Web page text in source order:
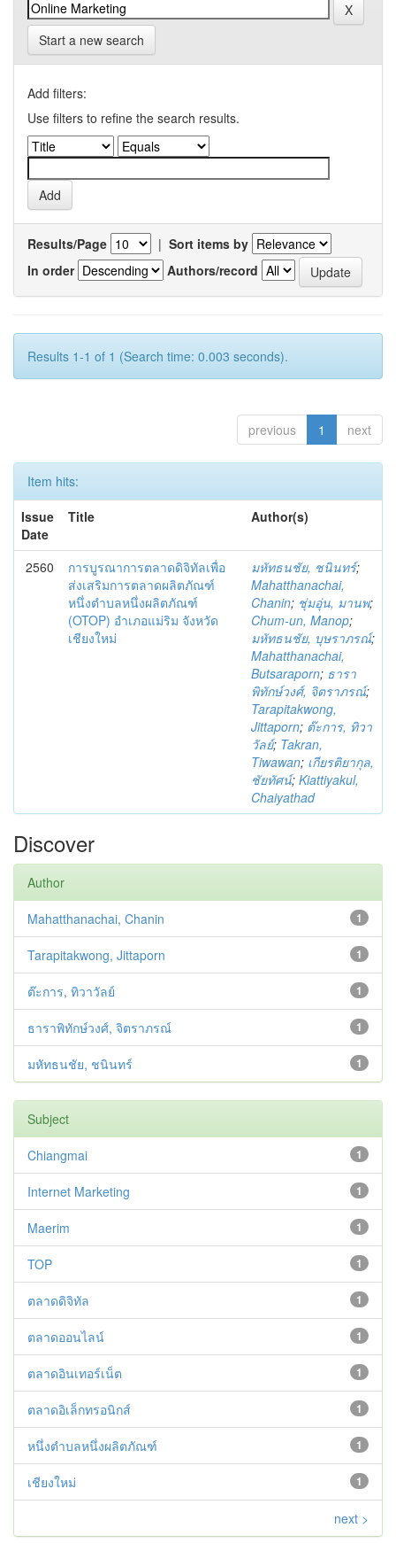
Start a new search
Add filters:
Use filters to refine the search results.
Results/Page | Sort items by
In order
Authors/record
Results 1-1 of 1 (Search time: 0.003 seconds).
previous 1 next
Item hits:
Issue
Date
Title Author(s)
2560
การบูรณาการตลาดดิจิทัลเพื่อ
ส่งเสริมการตลาดผลิตภัณฑ์
หนึ่งตำบลหนึ่งผลิตภัณฑ์
(OTOP) อำเภอแม่ริม จังหวัด
เชียงใหม่
มหัทธนชัย, ชนินทร์;
Mahatthanachai,
Chanin; ชุ่มอุ่น, มานพ;
Chum-un, Manop;
มหัทธนชัย, บุษราภรณ์;
Mahatthanachai,
Butsaraporn; ธารา
พิทักษ์วงศ์, จิตราภรณ์;
Tarapitakwong,
Jittaporn; ต๊ะการ, ทิวา
วัลย์; Takran,
Tiwawan; เกียรติยากุล,
ชัยทัศน์; Kiattiyakul,
Chaiyathad
Discover
Author
1
Mahatthanachai, Chanin
1
Tarapitakwong, Jittaporn
1
ต๊ะการ, ทิวาวัลย์
1
ธาราพิทักษ์วงศ์, จิตราภรณ์
1
มหัทธนชัย, ชนินทร์
Subject
1
Chiangmai
1
Internet Marketing
1
Maerim
1
TOP
1
ตลาดดิจิทัล
1
ตลาดออนไลน์
1
ตลาดอินเทอร์เน็ต
1
ตลาดอิเล็กทรอนิกส์
1
หนึ่งตำบลหนึ่งผลิตภัณฑ์
1
เชียงใหม่
next >